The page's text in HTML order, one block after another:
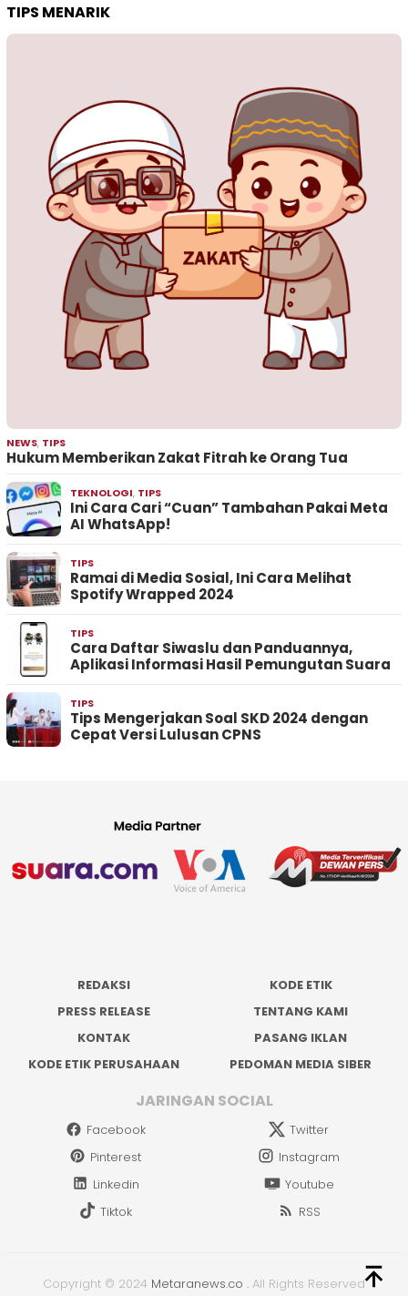
TIPS MENARIK
NEWS, TIPS
Hukum Memberikan Zakat Fitrah ke Orang Tua
TEKNOLOGI, TIPS
Ini Cara Cari “Cuan” Tambahan Pakai Meta
AI WhatsApp!
TIPS
Ramai di Media Sosial, Ini Cara Melihat
Spotify Wrapped 2024
TIPS
Cara Daftar Siwaslu dan Panduannya,
Aplikasi Informasi Hasil Pemungutan Suara
TIPS
Tips Mengerjakan Soal SKD 2024 dengan
Cepat Versi Lulusan CPNS
REDAKSI
KODE ETIK
PRESS RELEASE
TENTANG KAMI
KONTAK
PASANG IKLAN
KODE ETIK PERUSAHAAN
PEDOMAN MEDIA SIBER
JARINGAN SOCIAL
Facebook
Twitter
Pinterest
Instagram
Linkedin
Youtube
Tiktok
RSS
Copyright © 2024 Metaranews.co . All Rights Reserved